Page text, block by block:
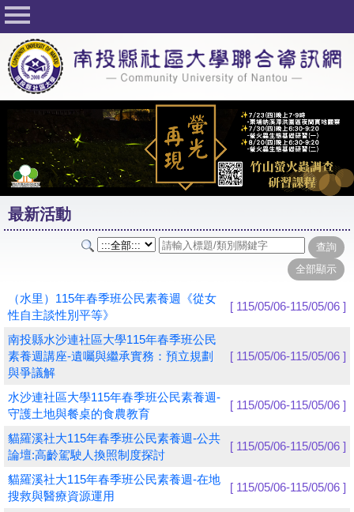
回首頁
關於社大
公佈欄
行事曆
最新活動
活動花絮
課程一覽表
志工與社團
友站連結
網路選課
學員專區
教師專區
評委專區
校務行政
最新活動
（水里）115年春季班公民素養週《從女
性自主談性別平等》
[ 115/05/06-115/05/06 ]
南投縣水沙連社區大學115年春季班公民
素養週講座-遺囑與繼承實務：預立規劃
與爭議解
[ 115/05/06-115/05/06 ]
水沙連社區大學115年春季班公民素養週-
守護土地與餐桌的食農教育
[ 115/05/06-115/05/06 ]
貓羅溪社大115年春季班公民素養週-公共
論壇:高齡駕駛人換照制度探討
[ 115/05/06-115/05/06 ]
貓羅溪社大115年春季班公民素養週-在地
搜救與醫療資源運用
[ 115/05/06-115/05/06 ]